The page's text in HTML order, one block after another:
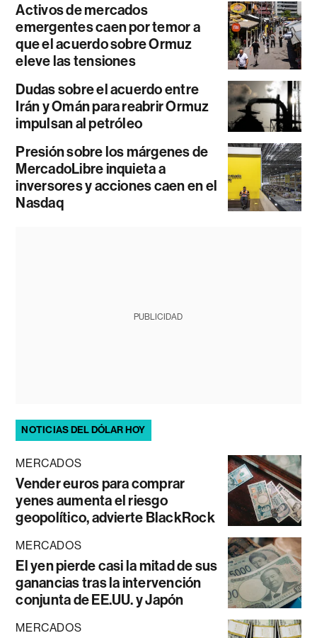
Activos de mercados
emergentes caen por temor a
que el acuerdo sobre Ormuz
eleve las tensiones
Dudas sobre el acuerdo entre
Irán y Omán para reabrir Ormuz
impulsan al petróleo
Presión sobre los márgenes de
MercadoLibre inquieta a
inversores y acciones caen en el
Nasdaq
PUBLICIDAD
NOTICIAS DEL DÓLAR HOY
MERCADOS
Vender euros para comprar
yenes aumenta el riesgo
geopolítico, advierte BlackRock
MERCADOS
El yen pierde casi la mitad de sus
ganancias tras la intervención
conjunta de EE.UU. y Japón
MERCADOS